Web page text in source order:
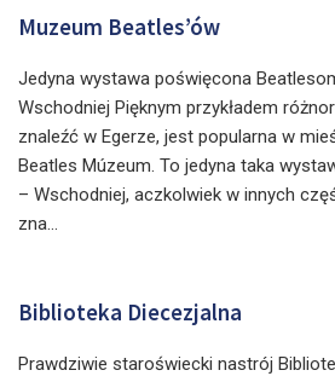
Muzeum Beatles’ów
Jedyna wystawa poświęcona
Wschodniej Pięknym przykładem
znaleźć w Egerze, jest popularna w
Beatles Múzeum. To jedyna taka
– Wschodniej, aczkolwiek w innych
zna...
Biblioteka Diecezjalna
Prawdziwie staroświecki nastrój